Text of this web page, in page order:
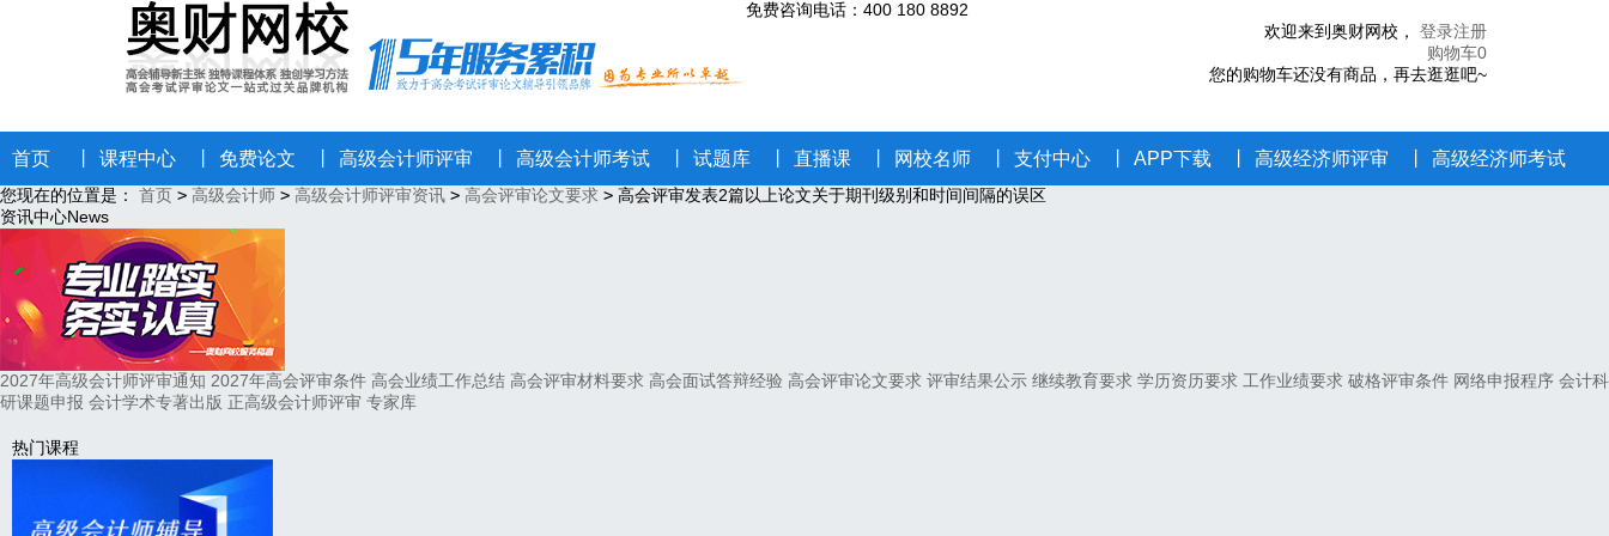
免费咨询电话 ：400 180 8892
欢迎来到奥财网校 ， 登录注册
购物车0
您的购物车还没有商品，再去逛逛吧~
首页 课程中心 免费论文 高级会计师评审 高级会计师考试 试题库 直播课 网校名师 支付中心 APP下载 高级经济师评审 高级经济师考试
您现在的位置是： 首页 > 高级会计师 > 高级会计师评审资讯 > 高会评审论文要求 > 高会评审发表2篇以上论文关于期刊级别和时间间隔的误区
资讯中心News
2027年高级会计师评审通知 2027年高会评审条件 高会业绩工作总结 高会评审材料要求 高会面试答辩经验 高会评审论文要求 评审结果公示 继续教育要求 学历资历要求 工作业绩要求 破格评审条件 网络申报程序 会计科
研课题申报 会计学术专著出版 正高级会计师评审 专家库
热门课程